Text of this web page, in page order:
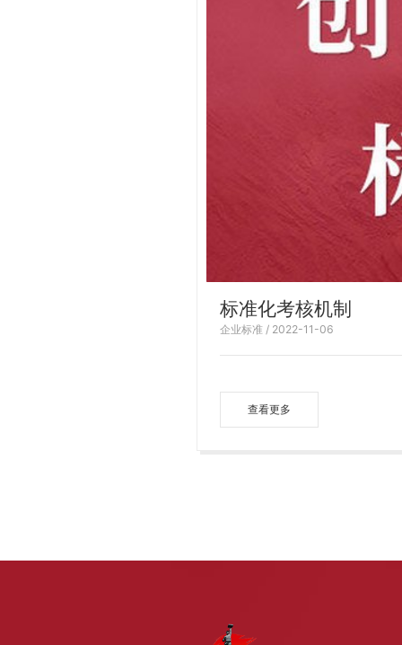
标准化考核机制
企业标准 / 2022-11-06
查看更多